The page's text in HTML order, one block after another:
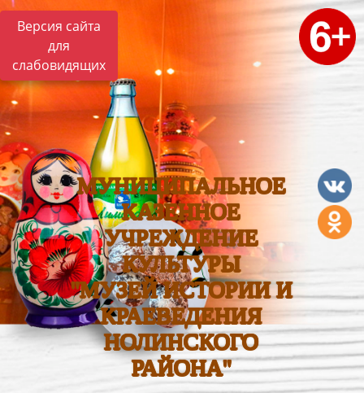
Версия сайта
для
слабовидящих
МУНИЦИПАЛЬНОЕ
КАЗЕННОЕ
УЧРЕЖДЕНИЕ
КУЛЬТУРЫ
"МУЗЕЙ ИСТОРИИ И
КРАЕВЕДЕНИЯ
НОЛИНСКОГО
РАЙОНА"